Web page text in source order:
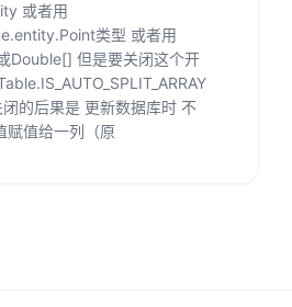
或者用
类型 或者用
Double[] 但是要关闭这个开
的后果是 更新数据库时 不
赋值给一列（原